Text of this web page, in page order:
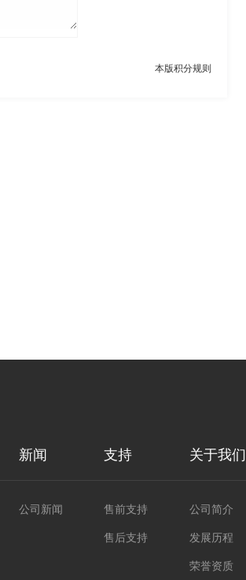
本版积分规则
新闻
公司新闻
支持
售前支持
售后支持
关于我们
公司简介
发展历程
荣誉资质